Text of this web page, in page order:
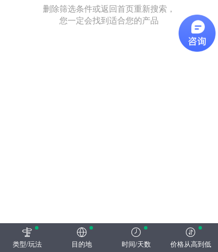
删除筛选条件或返回首页重新搜索，
您一定会找到适合您的产品
类型/玩法 目的地 时间/天数 价格从高到低